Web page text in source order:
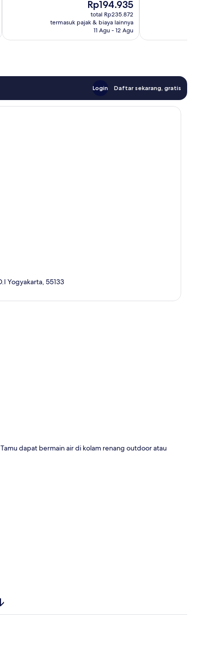
Harga
sekarang
Rp194.935
Rp194.935
total Rp235.872
termasuk pajak & biaya lainnya
11 Agu - 12 Agu
Login Daftar sekarang, gratis
Yogyakarta, 55133
dapat bermain air di kolam renang outdoor atau